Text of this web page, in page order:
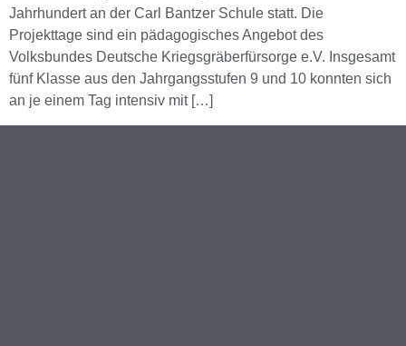
Jahrhundert an der Carl Bantzer Schule statt. Die
Projekttage sind ein pädagogisches Angebot des
Volksbundes Deutsche Kriegsgräberfürsorge e.V. Insgesamt
fünf Klasse aus den Jahrgangsstufen 9 und 10 konnten sich
an je einem Tag intensiv mit […]